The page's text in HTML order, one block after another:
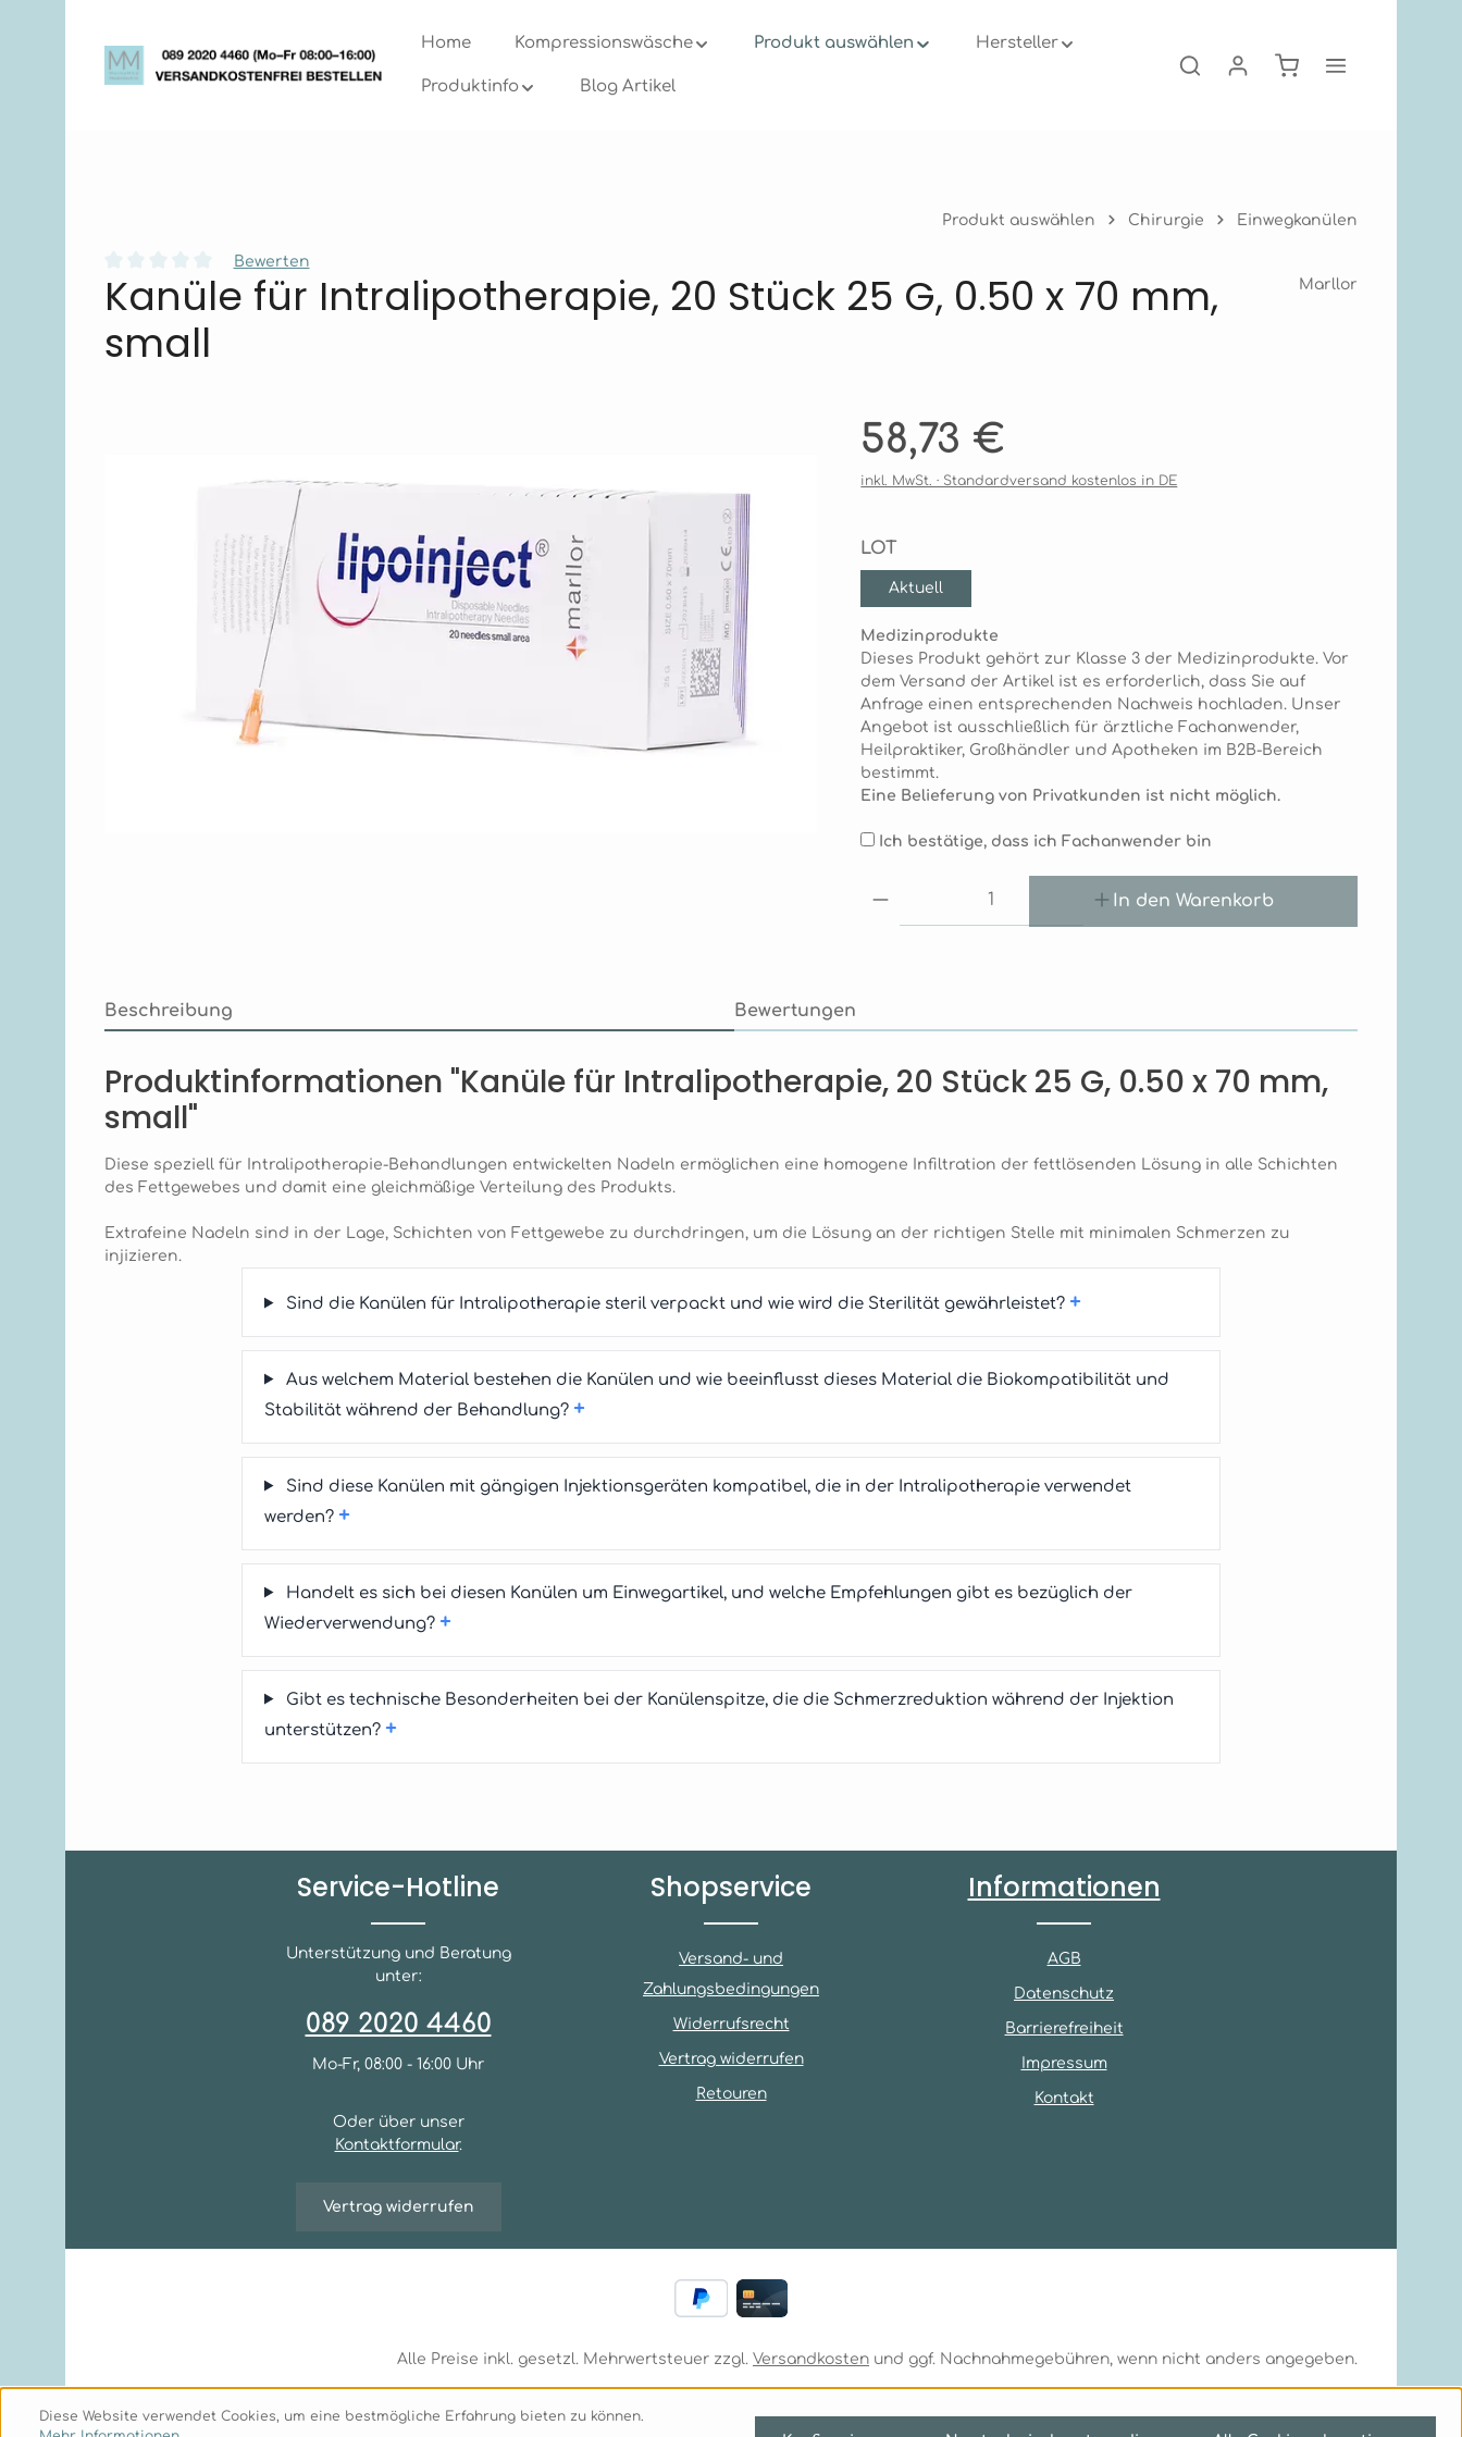
Home Kompressionswäsche Produkt auswählen Hersteller
Produktinfo Blog Artikel
Warenkorb enthält
Produkt auswählen Chirurgie Einwegkanülen
Durchschnittliche Bewertung von 0 von 5 Sternen
Bewerten
Kanüle für Intralipotherapie, 20 Stück 25 G, 0.50 x 70 mm,
small
Marllor
Regulärer Preis:
58,73 €
inkl. MwSt. · Standardversand kostenlos in DE
LOTauswählen
Aktuell
Medizinprodukte
Dieses Produkt gehört zur Klasse 3 der Medizinprodukte. Vor
dem Versand der Artikel ist es erforderlich, dass Sie auf
Anfrage einen entsprechenden Nachweis hochladen. Unser
Angebot ist ausschließlich für ärztliche Fachanwender,
Heilpraktiker, Großhändler und Apotheken im B2B-Bereich
bestimmt.
Eine Belieferung von Privatkunden ist nicht möglich.
Ich bestätige, dass ich Fachanwender bin
Produkt Anzahl: Gib den gewünschten
In den Warenkorb
Beschreibung Bewertungen
Produktinformationen "Kanüle für Intralipotherapie, 20 Stück 25 G, 0.50 x 70 mm,
small"
Diese speziell für Intralipotherapie-Behandlungen entwickelten Nadeln ermöglichen eine homogene Infiltration der fettlösenden Lösung in alle Schichten
des Fettgewebes und damit eine gleichmäßige Verteilung des Produkts.
Extrafeine Nadeln sind in der Lage, Schichten von Fettgewebe zu durchdringen, um die Lösung an der richtigen Stelle mit minimalen Schmerzen zu
injizieren.
Sind die Kanülen für Intralipotherapie steril verpackt und wie wird die Sterilität gewährleistet? +
Aus welchem Material bestehen die Kanülen und wie beeinflusst dieses Material die Biokompatibilität und
Stabilität während der Behandlung? +
Sind diese Kanülen mit gängigen Injektionsgeräten kompatibel, die in der Intralipotherapie verwendet
werden? +
Handelt es sich bei diesen Kanülen um Einwegartikel, und welche Empfehlungen gibt es bezüglich der
Wiederverwendung? +
Gibt es technische Besonderheiten bei der Kanülenspitze, die die Schmerzreduktion während der Injektion
unterstützen? +
Service-Hotline
Unterstützung und Beratung
unter:
089 2020 4460
Mo-Fr, 08:00 - 16:00 Uhr
Oder über unser
Kontaktformular.
Vertrag widerrufen
Shopservice
Versand- und
Zahlungsbedingungen
Widerrufsrecht
Vertrag widerrufen
Retouren
Informationen
AGB
Datenschutz
Barrierefreiheit
Impressum
Kontakt
Alle Preise inkl. gesetzl. Mehrwertsteuer zzgl. Versandkosten und ggf. Nachnahmegebühren, wenn nicht anders angegeben.
Diese Website verwendet Cookies, um eine bestmögliche Erfahrung bieten zu können.